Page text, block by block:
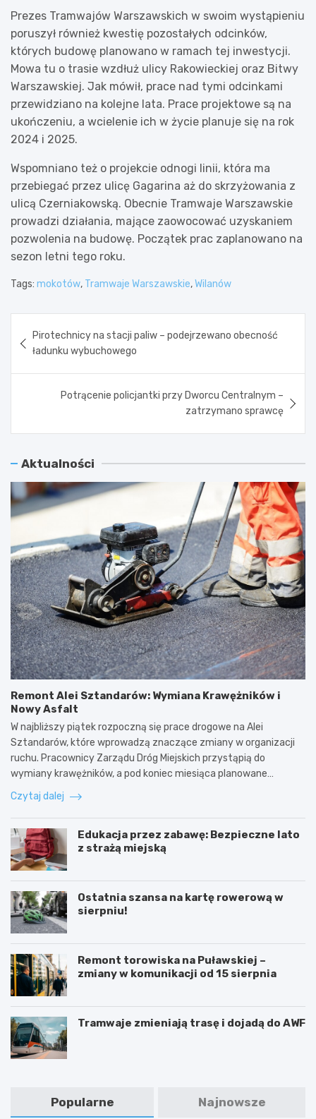
Prezes Tramwajów Warszawskich w swoim wystąpieniu
poruszył również kwestię pozostałych odcinków,
których budowę planowano w ramach tej inwestycji.
Mowa tu o trasie wzdłuż ulicy Rakowieckiej oraz Bitwy
Warszawskiej. Jak mówił, prace nad tymi odcinkami
przewidziano na kolejne lata. Prace projektowe są na
ukończeniu, a wcielenie ich w życie planuje się na rok
2024 i 2025.
Wspomniano też o projekcie odnogi linii, która ma
przebiegać przez ulicę Gagarina aż do skrzyżowania z
ulicą Czerniakowską. Obecnie Tramwaje Warszawskie
prowadzi działania, mające zaowocować uzyskaniem
pozwolenia na budowę. Początek prac zaplanowano na
sezon letni tego roku.
Tags: mokotów, Tramwaje Warszawskie,Wilanów
wpisu
Pirotechnicy na stacji paliw – podejrzewano obecność
ładunku wybuchowego
Potrącenie policjantki przy Dworcu Centralnym –
zatrzymano sprawcę
Aktualności
Remont Alei Sztandarów: Wymiana Krawężników i
Nowy Asfalt
W najbliższy piątek rozpoczną się prace drogowe na Alei
Sztandarów, które wprowadzą znaczące zmiany w organizacji
ruchu. Pracownicy Zarządu Dróg Miejskich przystąpią do
wymiany krawężników, a pod koniec miesiąca planowane…
Czytaj dalej
Edukacja przez zabawę: Bezpieczne lato
z strażą miejską
Ostatnia szansa na kartę rowerową w
sierpniu!
Remont torowiska na Puławskiej –
zmiany w komunikacji od 15 sierpnia
Tramwaje zmieniają trasę i dojadą do AWF
Popularne Najnowsze